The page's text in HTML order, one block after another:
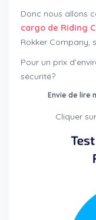
Donc nous allons
cargo de Riding
Rokker Company,
Pour un prix
sécurité?
Envie de lire
Cliquer